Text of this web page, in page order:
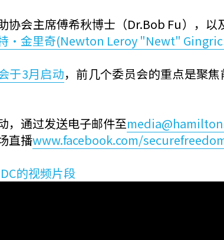
协会主席傅希秋博士（Dr.Bob Fu），
·金里奇(Newton Leroy "Newt"
于3月启动，前几个委员会的重点是聚
，通过发送电子邮件至
直播www.facebook.com/
的视频片段